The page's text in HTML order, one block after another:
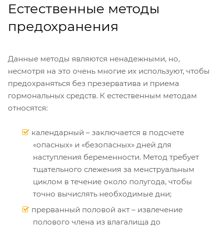
Естественные методы
предохранения
Данные методы являются ненадежными, но,
несмотря на это очень многие их используют, чтобы
предохраняться без презерватива и приема
гормональных средств. К естественным методам
относятся:
календарный – заключается в подсчете
«опасных» и «безопасных» дней для
наступления беременности. Метод требует
тщательного слежения за менструальным
циклом в течение около полугода, чтобы
точно вычислять необходимые дни;
прерванный половой акт – извлечение
полового члена из влагалища до